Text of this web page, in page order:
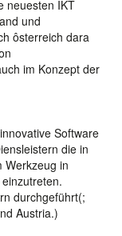
neuesten IKT
und
ôsterreich dara
im Konzept der
Software
die in
Werkzeug in
durchgeführt(;
Austria.)